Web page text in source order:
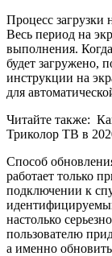
Процесс загрузки
Весь период на
выполнения.
будет загружено,
инструкции на
для
Читайте также:
Триколор ТВ в
Способ
работает только
подключении к
настолько
пользователю
а именно